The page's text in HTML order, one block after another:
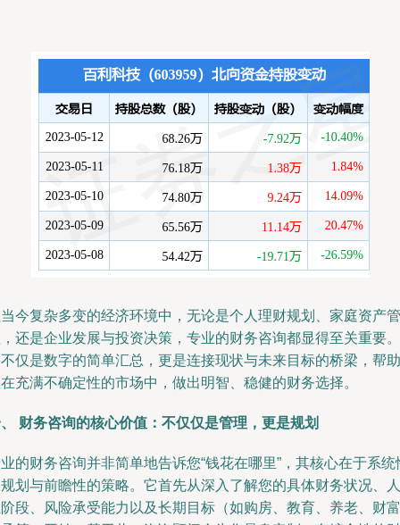
今复杂多变的经济环境中，无论是个人理财规划、家庭资产管
还是企业发展与投资决策，专业的财务咨询都显得至关重要。
仅是数字的简单汇总，更是连接现状与未来目标的桥梁，帮助
充满不确定性的市场中，做出明智、稳健的财务选择。
财务咨询的核心价值：不仅仅是管理，更是规划
的财务咨询并非简单地告诉您“钱花在哪里”，其核心在于系统
划与前瞻性的策略。它首先从深入了解您的具体财务状况、人
段、风险承受能力以及长期目标（如购房、教育、养老、财富